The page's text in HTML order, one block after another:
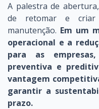
A palestra de
de retomar e criar
manutenção. Em um
operacional e a
para as
preventiva e
vantagem
garantir a
prazo.